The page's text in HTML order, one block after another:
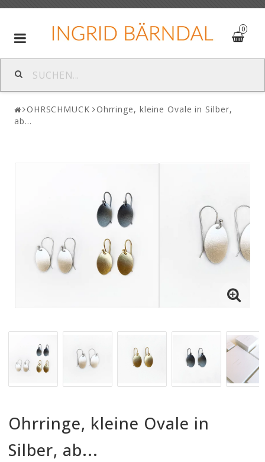
0
Toggle
navigation
OHRSCHMUCK
Ohrringe, kleine Ovale in Silber,
ab...
Ohrringe, kleine Ovale in
Silber, ab...